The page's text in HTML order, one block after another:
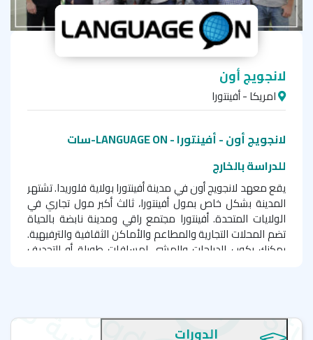
لانجويج أون
امريكا - أفينتورا
لانجويج أون - أفينتورا - LANGUAGE ON-سات
للدراسة بالخارج
يقع معهد لانجويج أون في مدينة أفينتورا بولاية فلوريدا. تشتهر
المدينة بشكل خاص بمول أفينتورا، ثالث أكبر مول تجاري في
الولايات المتحدة. أفينتورا مجتمع راقي ومدينة نابضة بالحياة
تضم المحلات التجارية والمطاعم والأماكن الثقافية والترفيهية.
يمكنك ركوب الدراجات والمشي لمسافات طويلة أو التجديف
والانغماس في التجربة التعليمية في مدينة نموذجية يتحدث
الدورات